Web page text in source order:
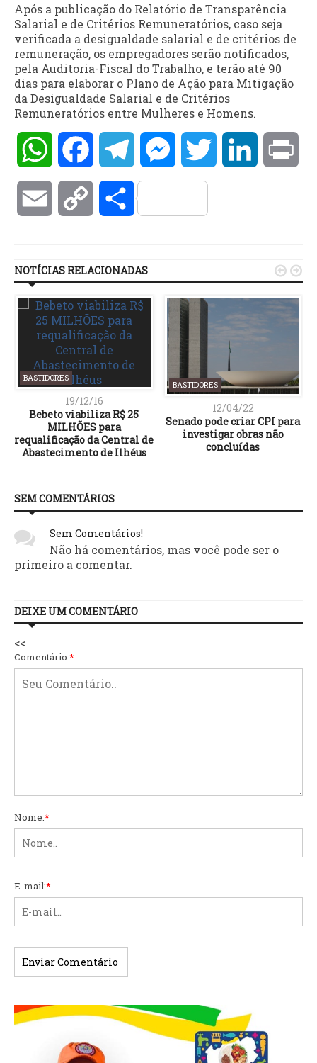
Após a publicação do Relatório de Transparência
Salarial e de Critérios Remuneratórios, caso seja
verificada a desigualdade salarial e de critérios de
remuneração, os empregadores serão notificados,
pela Auditoria-Fiscal do Trabalho, e terão até 90
dias para elaborar o Plano de Ação para Mitigação
da Desigualdade Salarial e de Critérios
Remuneratórios entre Mulheres e Homens.
WhatsAppFacebookTelegramMessengerTwitter LinkedIn
Email Copy Compartilhar
NOTÍCIAS RELACIONADAS
BASTIDORES
19/12/16
Bebeto viabiliza R$ 25
MILHÕES para
requalificação da Central de
Abastecimento de Ilhéus
BASTIDORES
12/04/22
Senado pode criar CPI para
investigar obras não
concluídas
 
SEM COMENTÁRIOS
Sem Comentários!
Não há comentários, mas você pode ser o
primeiro a comentar.
DEIXE UM COMENTÁRIO
<<
Comentário:*
Nome:*
E-mail:*